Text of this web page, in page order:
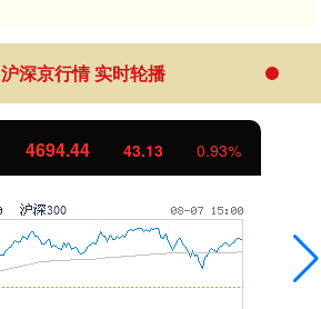
沪深京行情 实时轮播
4694.44 43.13 0.93%